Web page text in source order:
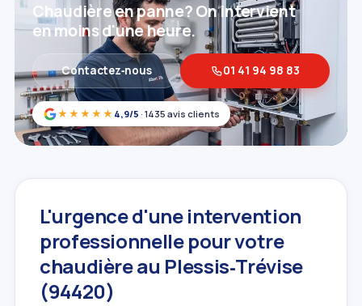
★★★★★ 4,9/5 · 1435 avis clients
Chaudière en panne? On intervient
en moins d'une heure.
Contactez‑nous 01 41 94 98 83
L'urgence d'une intervention
professionnelle pour votre
chaudière au Plessis‑Trévise
(94420)